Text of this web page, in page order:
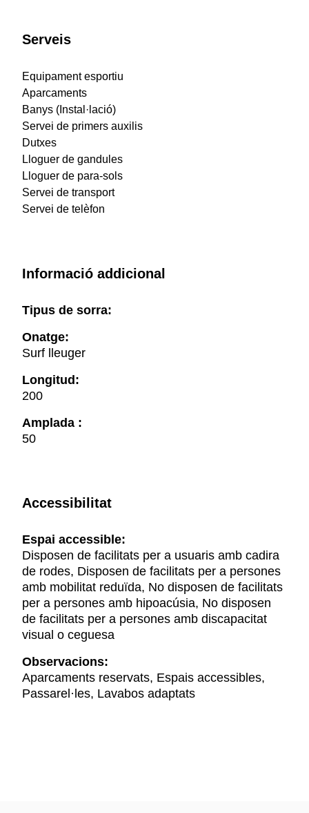
Serveis
Equipament esportiu
Aparcaments
Banys (Instal·lació)
Servei de primers auxilis
Dutxes
Lloguer de gandules
Lloguer de para-sols
Servei de transport
Servei de telèfon
Informació addicional
Tipus de sorra:
Onatge:
Surf lleuger
Longitud:
200
Amplada :
50
Accessibilitat
Espai accessible:
Disposen de facilitats per a usuaris amb cadira
de rodes, Disposen de facilitats per a persones
amb mobilitat reduïda, No disposen de facilitats
per a persones amb hipoacúsia, No disposen
de facilitats per a persones amb discapacitat
visual o ceguesa
Observacions:
Aparcaments reservats, Espais accessibles,
Passarel·les, Lavabos adaptats